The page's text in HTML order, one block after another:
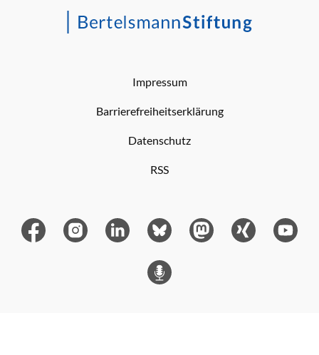
Impressum
Barrierefreiheitserklärung
Datenschutz
RSS